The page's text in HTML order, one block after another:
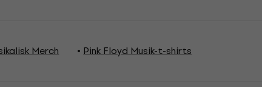
Merch Pink Floyd Musik-t-shirts